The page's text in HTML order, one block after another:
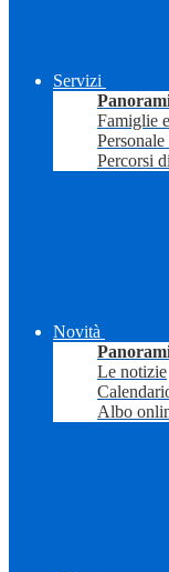
Servizi
Famiglie
Percorsi
Novità
Le notizie
Albo